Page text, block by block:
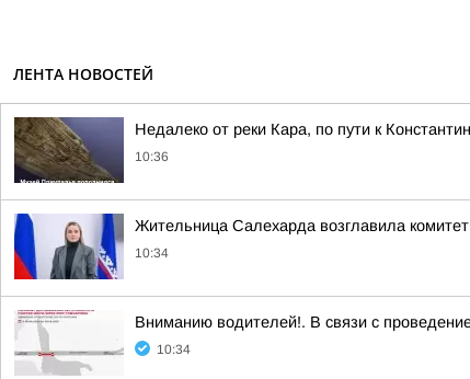
ЛЕНТА НОВОСТЕЙ
Недалеко от реки Кара, по пути к
10:36
Жительница Салехарда возглавила
10:34
Вниманию водителей!. В связи с
10:34